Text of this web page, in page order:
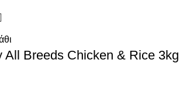
All Breeds Chicken & Rice 3kg